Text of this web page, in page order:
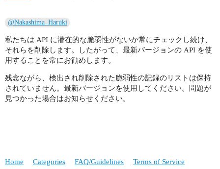
@Nakashima_Haruki
私たちは API に潜在的な脆弱性がないか常にチェックし続け、
それらを削除します。したがって、最新バージョンの API を使
用することを常にお勧めします。
残念ながら、検出され削除された脆弱性の記録のリストは保持
されていません。最新バージョンを使用してください。問題が
見つかった場合はお知らせください。
Home Categories FAQ/Guidelines Terms of Service